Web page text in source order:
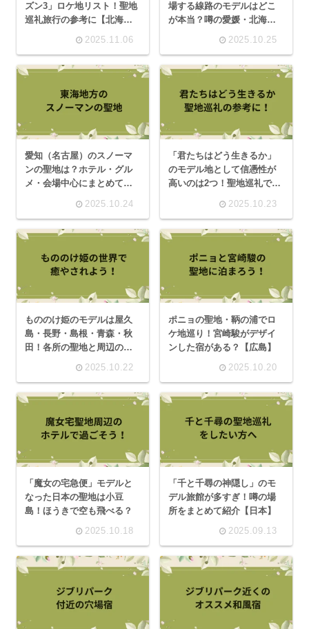
ズン3」ロケ地リスト！聖地
巡礼旅行の参考に【北海
2025.11.06
場する線路のモデルはどこ
が本当？噂の愛媛・北海
道・大分を比較【聖地巡
2025.10.25
愛知（名古屋）のスノーマ
ンの聖地は？ホテル・グル
メ・会場中心にまとめてみ
2025.10.24
「君たちはどう生きるか」
のモデル地として信憑性が
高いのは2つ！聖地巡礼でお
2025.10.23
もののけ姫のモデルは屋久
島・長野・島根・青森・秋
田！各所の聖地と周辺の宿
2025.10.22
ポニョの聖地・鞆の浦でロ
ケ地巡り！宮崎駿がデザイ
ンした宿がある？【広島】
2025.10.20
「魔女の宅急便」モデルと
なった日本の聖地は小豆
島！ほうきで空も飛べる？
2025.10.18
「千と千尋の神隠し」のモ
デル旅館が多すぎ！噂の場
所をまとめて紹介【日本】
2025.09.13